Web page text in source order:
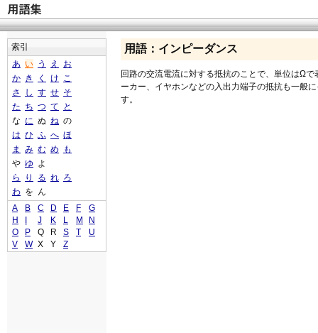
用語：インピーダンス
回路の交流電流に対する抵抗のことで、単位はΩ
ーカー、イヤホンなどの入出力端子の抵抗も一般
す。
索引
あ い う え
お
か き く け こ
さ
し す せ そ
た ち つ て
と
な に ぬ ね の
は ひ ふ へ ほ
ま
み む め
も
や ゆ よ
ら
り る れ ろ
わ を ん
A
B C D E F
G
H
J K L M
N
O
P Q R S T
U
V
W X Y Z